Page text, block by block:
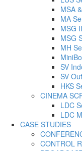
MSA
MA
MSG
MSG
MH
SV
SV
HKS
CINEMA
LDC
LDC
CASE STUDIES
CONTROL